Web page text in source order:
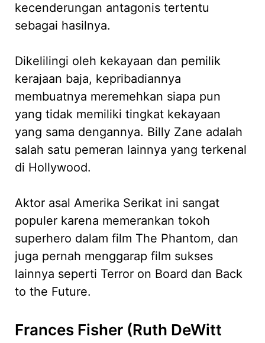
kecenderungan antagonis tertentu
sebagai hasilnya.
Dikelilingi oleh kekayaan dan pemilik
kerajaan baja, kepribadiannya
membuatnya meremehkan siapa pun
yang tidak memiliki tingkat kekayaan
yang sama dengannya. Billy Zane adalah
salah satu pemeran lainnya yang terkenal
di Hollywood.
Aktor asal Amerika Serikat ini sangat
populer karena memerankan tokoh
superhero dalam film The Phantom, dan
juga pernah menggarap film sukses
lainnya seperti Terror on Board dan Back
to the Future.
Frances Fisher (Ruth DeWitt